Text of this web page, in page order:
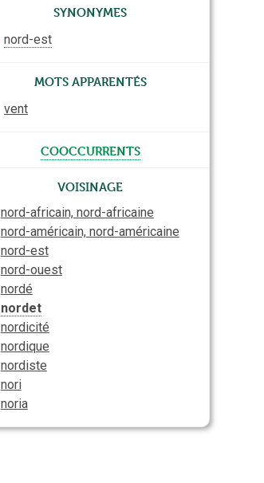
Synonymes
nord-est
Mots apparentés
vent
cooccurrents
Voisinage
nord-africain, nord-africaine
nord-américain, nord-américaine
nord-est
nord-ouest
nordé
nordet
nordicité
nordique
nordiste
nori
noria